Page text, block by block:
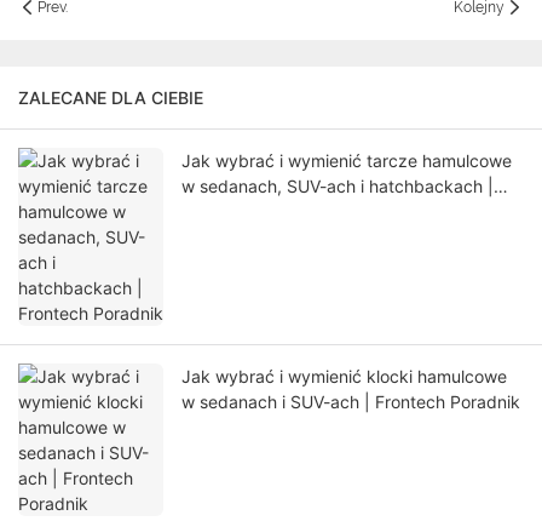
Prev. Kolejny
ZALECANE DLA CIEBIE
Jak wybrać i wymienić tarcze hamulcowe
w sedanach, SUV-ach i hatchbackach |
Jak wybrać i wymienić klocki hamulcowe
w sedanach i SUV-ach | Frontech Poradnik